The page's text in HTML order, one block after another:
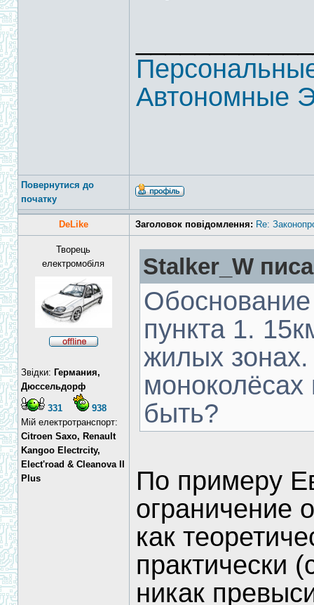
Автономные
Повернутися до
початку
DeLike Заголовок повідомлення: Re:
Творець
електромобіля
Звідки: Германия,
Дюссельдорф
331
938
Мій електротранспорт:
Citroen Saxo, Renault
Kangoo Electrcity,
Elect'road & Cleanova II
Plus
Stalker_W
Обоснование
пункта 1.
жилых
моноколёсах
быть?
По примеру
ограничение
как
практически
никак